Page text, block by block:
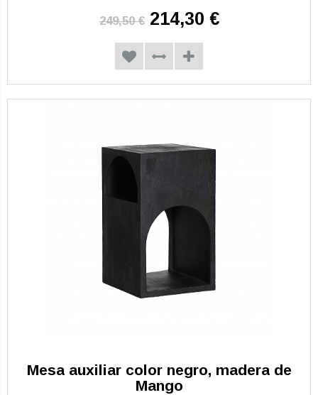
249,50 € 214,30 €
Mesa auxiliar color negro, madera de
Mango